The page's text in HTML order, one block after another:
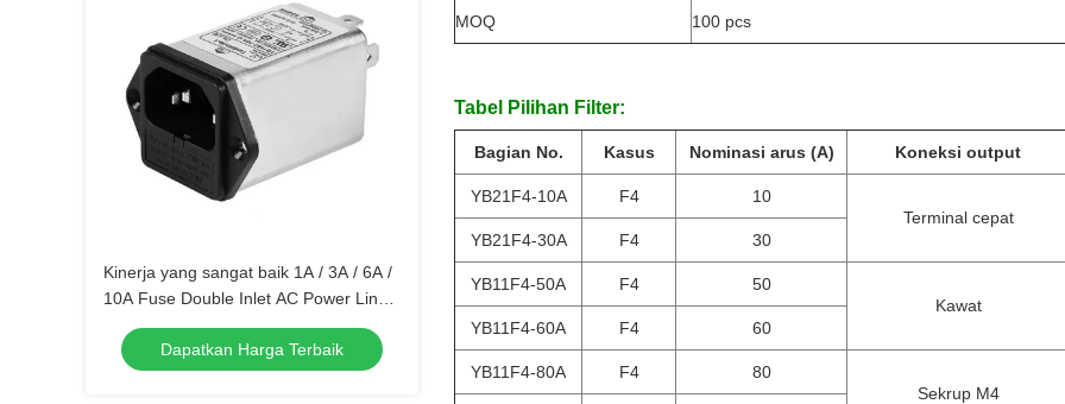
Kinerja yang sangat baik 1A / 3A / 6A /
10A Fuse Double Inlet AC Power Line
EMI Filter Untuk Peralatan Medis
Dapatkan Harga Terbaik
MOQ 100 pcs
Tabel Pilihan Filter:
Bagian No. Kasus Nominasi arus (A) Koneksi output
YB21F4-10A F4
10
Terminal cepat
YB21F4-30A
F4 30
YB11F4-50A F4
50
Kawat
YB11F4-60A
F4 60
YB11F4-80A F4
80
Sekrup M4